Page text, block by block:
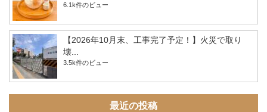
6.1k件のビュー
【2026年10月末、工事完了予定！】火災で取り
壊...
3.5k件のビュー
最近の投稿